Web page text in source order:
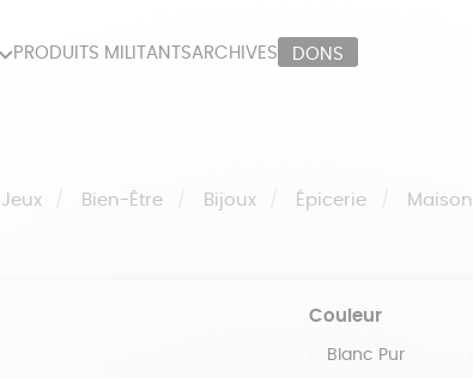
PRODUITS MILITANTSARCHIVES DONS
Jeux Bien-Être Bijoux Épicerie Maison
Couleur
Blanc Pur